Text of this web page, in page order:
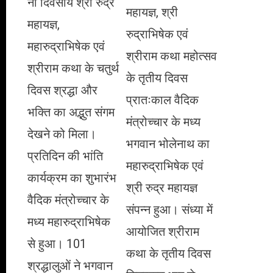
महायज्ञ,
महारुद्राभिषेक एवं
श्रीराम कथा के चतुर्थ
दिवस श्रद्धा और
भक्ति का अद्भुत संगम
देखने को मिला।
प्रतिदिन की भांति
कार्यक्रम का शुभारंभ
वैदिक मंत्रोच्चार के
मध्य महारुद्राभिषेक
से हुआ। 101
श्रद्धालुओं ने भगवान
महायज्ञ, श्री
रुद्राभिषेक एवं
श्रीराम कथा महोत्सव
के तृतीय दिवस
प्रातःकाल वैदिक
मंत्रोच्चार के मध्य
भगवान भोलेनाथ का
महारुद्राभिषेक एवं
श्री रुद्र महायज्ञ
संपन्न हुआ। संध्या में
आयोजित श्रीराम
कथा के तृतीय दिवस